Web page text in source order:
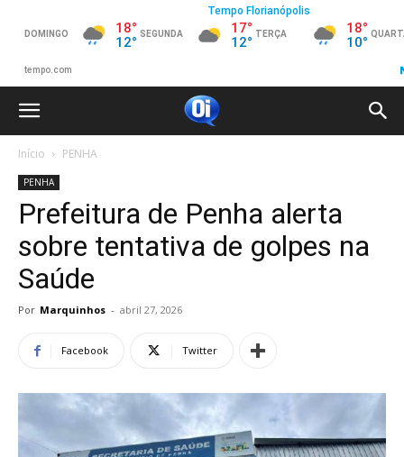
Início PENHA
PENHA
Prefeitura de Penha alerta
sobre tentativa de golpes na
Saúde
Por Marquinhos - abril 27, 2026
Facebook Twitter